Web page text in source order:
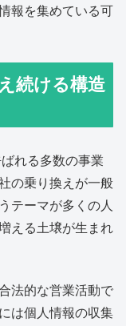
報を集めている可
続ける構造
れる多数の事業
の乗り換えが一般
テーマが多くの人
える土壌が生まれ
法的な営業活動で
は個人情報の収集